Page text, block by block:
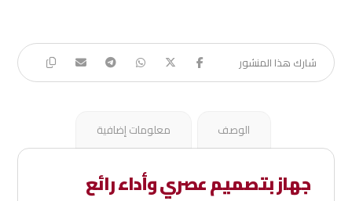
الوصف معلومات إضافية
جهاز بتصميم عصري وأداء رائع